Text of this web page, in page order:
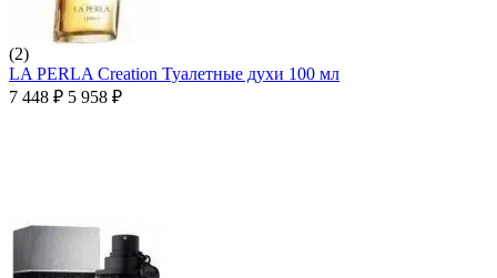
(2)
LA PERLA Creation Туалетные духи 100 мл
7 448 ₽ 5 958 ₽